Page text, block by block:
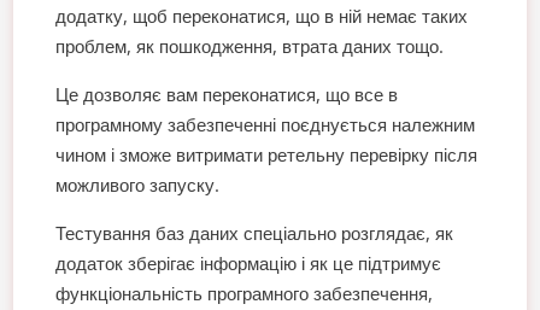
додатку, щоб переконатися, що в ній немає таких
проблем, як пошкодження, втрата даних тощо.
Це дозволяє вам переконатися, що все в
програмному забезпеченні поєднується належним
чином і зможе витримати ретельну перевірку після
можливого запуску.
Тестування баз даних спеціально розглядає, як
додаток зберігає інформацію і як це підтримує
функціональність програмного забезпечення,